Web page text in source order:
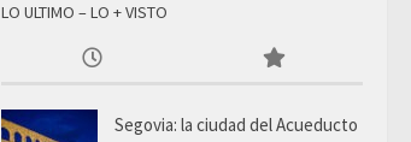
LO ULTIMO – LO + VISTO
Segovia: la ciudad del Acueducto